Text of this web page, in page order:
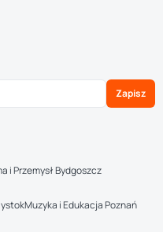
Zapisz
i Przemysł Bydgoszcz
Muzyka i Edukacja Poznań